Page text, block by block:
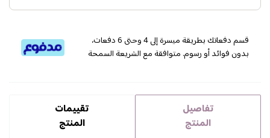
قسم دفعاتك بطريقة ميسرة إلى 4 وحتى 6 دفعات،
بدون فوائد أو رسوم. متوافقة مع الشريعة السمحة
تفاصيل
المنتج
تقييمات
المنتج